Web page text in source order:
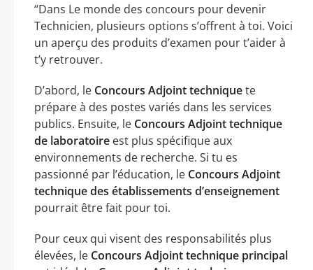
“Dans Le monde des concours pour devenir
Technicien, plusieurs options s’offrent à toi. Voici
un aperçu des produits d’examen pour t’aider à
t’y retrouver.
D’abord, le Concours Adjoint techniquete
prépare à des postes variés dans les services
publics. Ensuite, le Concours Adjoint technique
de laboratoire est plus spécifique aux
environnements de recherche. Si tu es
passionné par l’éducation, le Concours Adjoint
technique des établissements d’enseignement
pourrait être fait pour toi.
Pour ceux qui visent des responsabilités plus
élevées, le Concours Adjoint technique principal